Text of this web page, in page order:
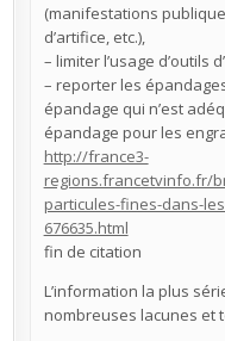
(manifestations
d’artifice, etc.),
– limiter l’usage d’outils
– reporter les
épandage qui n’est
épandage pour les
http://france3-
regions.francetvinfo.fr/
particules-fines-dans-
676635.html
fin de citation
L’information la plus
nombreuses lacunes et